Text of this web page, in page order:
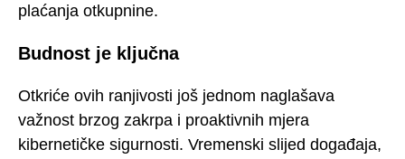
plaćanja otkupnine.
Budnost je ključna
Otkriće ovih ranjivosti još jednom naglašava
važnost brzog zakrpa i proaktivnih mjera
kibernetičke sigurnosti. Vremenski slijed događaja,